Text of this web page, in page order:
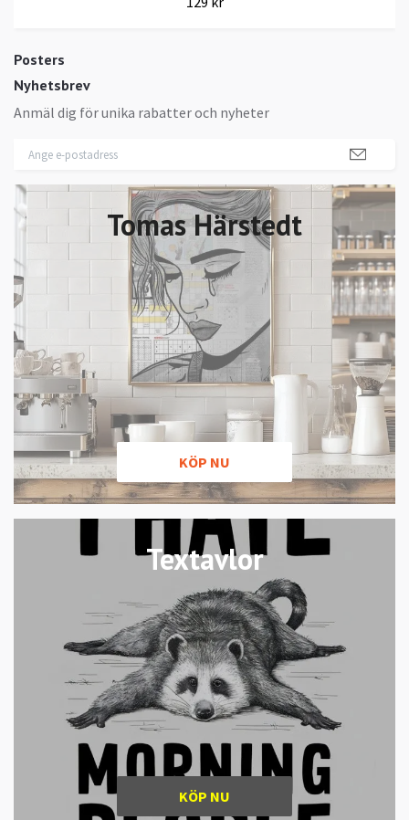
Posters
Nyhetsbrev
Anmäl dig för unika rabatter och nyheter
Tomas Härstedt
KÖP NU
Textavlor
KÖP NU